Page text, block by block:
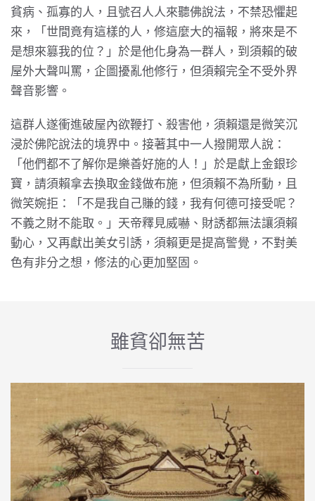
貧病、孤寡的人，且號召人人來聽佛說法，不禁恐懼起
來，「世間竟有這樣的人，修這麼大的福報，將來是不
是想來篡我的位？」於是他化身為一群人，到須賴的破
屋外大聲叫罵，企圖擾亂他修行，但須賴完全不受外界
聲音影響。
這群人遂衝進破屋內欲鞭打、殺害他，須賴還是微笑沉
浸於佛陀說法的境界中。接著其中一人撥開眾人說：
「他們都不了解你是樂善好施的人！」於是獻上金銀珍
寶，請須賴拿去換取金錢做布施，但須賴不為所動，且
微笑婉拒：「不是我自己賺的錢，我有何德可接受呢？
不義之財不能取。」天帝釋見威嚇、財誘都無法讓須賴
動心，又再獻出美女引誘，須賴更是提高警覺，不對美
色有非分之想，修法的心更加堅固。
雖貧卻無苦